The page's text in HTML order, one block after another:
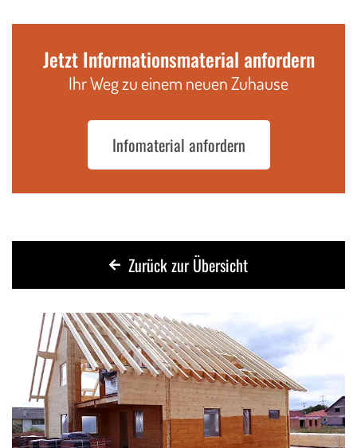
Jetzt Informationsmaterial anfordern
Ihr Weg zu einem neuen Zuhause
Infomaterial anfordern
Zurück zur Übersicht